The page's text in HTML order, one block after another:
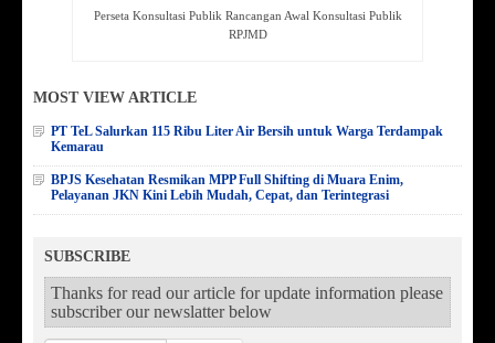
Perseta Konsultasi Publik Rancangan Awal Konsultasi Publik
RPJMD
MOST VIEW ARTICLE
PT TeL Salurkan 115 Ribu Liter Air Bersih untuk Warga Terdampak
Kemarau
BPJS Kesehatan Resmikan MPP Full Shifting di Muara Enim,
Pelayanan JKN Kini Lebih Mudah, Cepat, dan Terintegrasi
SUBSCRIBE
Thanks for read our article for update information please
subscriber our newslatter below